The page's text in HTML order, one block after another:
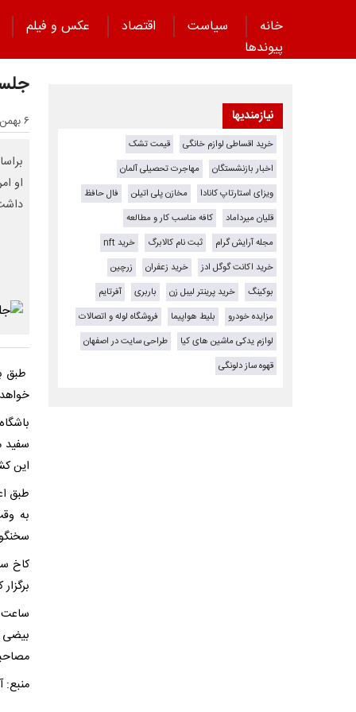
خانه سیاست اقتصاد
عکس و فیلم
پیوند‌ها
۶ بهمن ۱۴۰۴ - ۱۱:۴۰
او
طبق
سفید
این
به
منبع:
نیازمندیها
خرید اقساطی لوازم خانگی
قیمت تشک
اخبار بازنشستگان
مهاجرت تحصیلی آلمان
ویزای استارتاپ کانادا
مخازن پلی اتیلن
فال حافظ
قلیان میرداماد
کافه مناسب کار و مطالعه
مجله آرایش گرام
ثبت نام کالابرگ
خرید nft
خرید اکانت گوگل ادز
خرید زعفران
زرچین
بوکینگ
خرید پرینتر لیبل زن باربری
آفرتایم
مزایده خودرو
بلیط هواپیما
فروشگاه لوله و اتصالات
لوازم یدکی ماشین های کیا
طراحی سایت در اصفهان
قهوه ساز دلونگی